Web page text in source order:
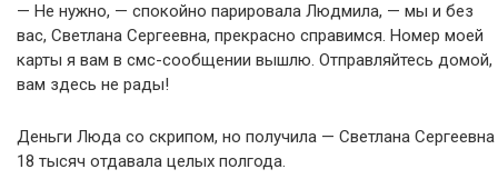
— Не нужно, — спокойно парировала Людмила, — мы и без
вас, Светлана Сергеевна, прекрасно справимся. Номер моей
карты я вам в смс-сообщении вышлю. Отправляйтесь домой,
вам здесь не рады!
Деньги Люда со скрипом, но получила — Светлана Сергеевна
18 тысяч отдавала целых полгода.